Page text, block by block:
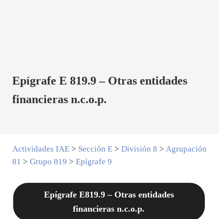
Epígrafe E 819.9 – Otras entidades
financieras n.c.o.p.
Actividades IAE> Sección E> División 8 > Agrupación
81 > Grupo 819 > Epígrafe 9
Epígrafe E819.9 – Otras entidades
financieras n.c.o.p.